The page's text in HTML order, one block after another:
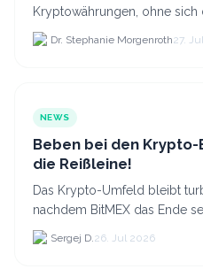
Kryptowährungen, ohne
Wallet einrichten zu müssen.
nicht nur Bitcoin h...
Dr. Stephanie Morgenroth27.
NEWS
Beben bei den
die Reißleine!
Das Krypto-Umfeld bleibt
nachdem BitMEX das Ende
September 2026 bekannt
nächste gr...
Sergej D.26. Jul 2026